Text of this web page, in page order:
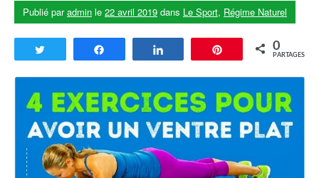
Publié paradmin le 22 avril 2019 dans Le Sport, Régime Naturel
Enregistrer
0
PARTAGES